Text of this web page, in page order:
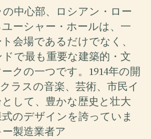
中心部、ロシアン・ロー
ーシャー・ホールは、一
会場であるだけでなく、
で最も重要な建築的・文
クの一つです。1914年の開
ラスの音楽、芸術、市民イ
して、豊かな歴史と壮大
のデザインを誇っていま
製造業者ア